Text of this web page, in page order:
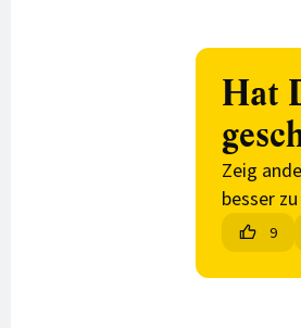
Hat
Zeig
besser
9